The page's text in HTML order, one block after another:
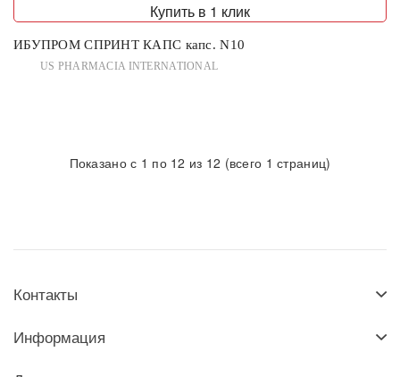
Купить в 1 клик
ИБУПРОМ СПРИНТ КАПС капс. N10
US PHARMACIA INTERNATIONAL
Показано с 1 по 12 из 12 (всего 1 страниц)
Контакты
Информация